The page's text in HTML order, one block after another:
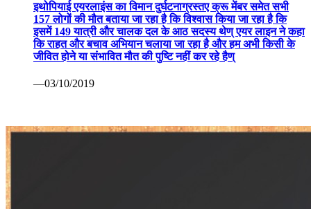
इथोपियाई एयरलाइंस का विमान दुर्घटनाग्रस्तए क्रू मेंबर समेत सभी
157 लोगों की मौत बताया जा रहा है कि विश्वास किया जा रहा है कि
इसमें 149 यात्री और चालक दल के आठ सदस्य थेण् एयर लाइन ने कहा
कि राहत और बचाव अभियान चलाया जा रहा है और हम अभी किसी के
जीवित होने या संभावित मौत की पुष्टि नहीं कर रहे हैण्
—03/10/2019